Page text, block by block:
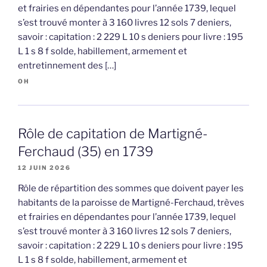
et frairies en dépendantes pour l’année 1739, lequel
s’est trouvé monter à 3 160 livres 12 sols 7 deniers,
savoir : capitation : 2 229 L 10 s deniers pour livre : 195
L 1 s 8 f solde, habillement, armement et
entretinnement des […]
OH
Rôle de capitation de Martigné-
Ferchaud (35) en 1739
12 JUIN 2026
Rôle de répartition des sommes que doivent payer les
habitants de la paroisse de Martigné-Ferchaud, trèves
et frairies en dépendantes pour l’année 1739, lequel
s’est trouvé monter à 3 160 livres 12 sols 7 deniers,
savoir : capitation : 2 229 L 10 s deniers pour livre : 195
L 1 s 8 f solde, habillement, armement et